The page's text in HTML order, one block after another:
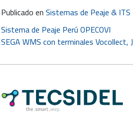
Publicado enSistemas de Peaje &
Navegación
de
entradas
Sistema de Peaje Perú OPECOVI
SEGA WMS con terminales Vocollect,